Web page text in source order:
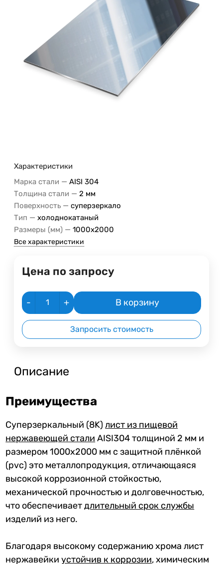
Характеристики
Марка стали — AISI 304
Толщина стали — 2 мм
Поверхность — суперзеркало
Тип — холоднокатаный
Размеры (мм) — 1000х2000
Все характеристики
Цена по запросу
- + В корзину
Запросить стоимость
Описание
Преимущества
Суперзеркальный (8K)лист из пищевой
нержавеющей стали AISI304 толщиной 2 мм и
размером 1000x2000 мм с защитной плёнкой
(pvc) это металлопродукция, отличающаяся
высокой коррозионной стойкостью,
механической прочностью и долговечностью,
что обеспечиваетдлительный срок службы
изделий из него.
Благодаря высокому содержанию хрома лист
нержавейкиустойчив к коррозии, химическим